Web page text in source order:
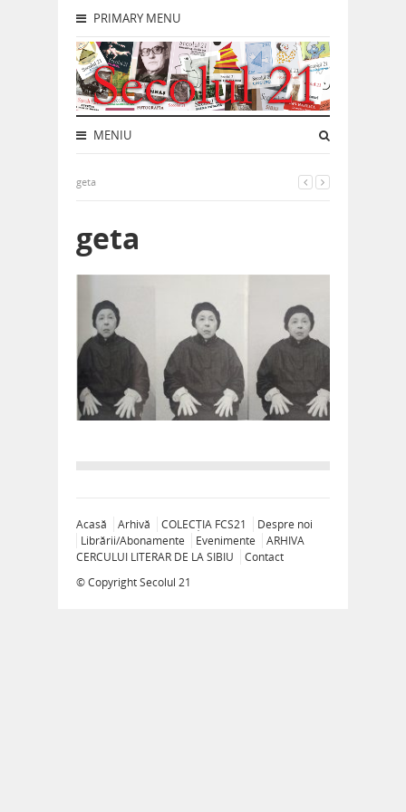
PRIMARY MENU
MENIU
geta
geta
Acasă Arhivă COLECȚIA FCS21
Despre noi
Librării/Abonamente
Evenimente
ARHIVA
CERCULUI LITERAR DE LA SIBIU
Contact
© CopyrightSecolul 21